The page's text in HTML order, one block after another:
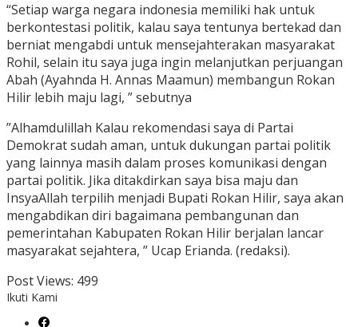
“Setiap warga negara indonesia memiliki hak untuk
berkontestasi politik, kalau saya tentunya bertekad dan
berniat mengabdi untuk mensejahterakan masyarakat
Rohil, selain itu saya juga ingin melanjutkan perjuangan
Abah (Ayahnda H. Annas Maamun) membangun Rokan
Hilir lebih maju lagi, ” sebutnya
”Alhamdulillah Kalau rekomendasi saya di Partai
Demokrat sudah aman, untuk dukungan partai politik
yang lainnya masih dalam proses komunikasi dengan
partai politik. Jika ditakdirkan saya bisa maju dan
InsyaAllah terpilih menjadi Bupati Rokan Hilir, saya akan
mengabdikan diri bagaimana pembangunan dan
pemerintahan Kabupaten Rokan Hilir berjalan lancar
masyarakat sejahtera, ” Ucap Erianda. (redaksi).
Post Views: 499
Ikuti Kami